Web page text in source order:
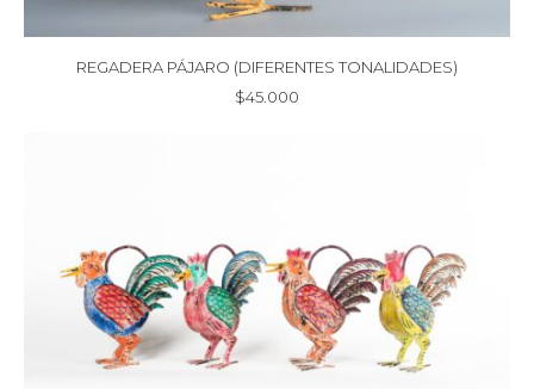
REGADERA PÁJARO (DIFERENTES TONALIDADES)
$45.000